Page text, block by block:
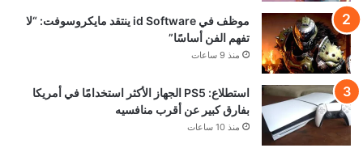
موظف في id Software ينتقد مايكروسوفت: “لا
تفهم الفن أساسًا”
منذ 9 ساعات
استطلاع: PS5 الجهاز الأكثر استخدامًا في أمريكا
بفارق كبير عن أقرب منافسيه
منذ 10 ساعات